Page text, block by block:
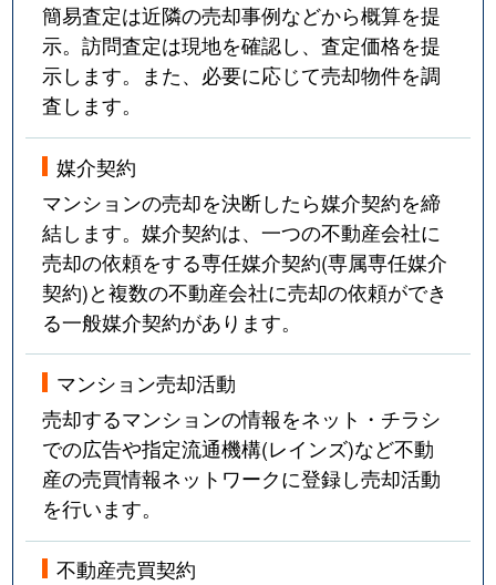
簡易査定は近隣の売却事例などから概算を提
示。訪問査定は現地を確認し、査定価格を提
示します。また、必要に応じて売却物件を調
査します。
媒介契約
マンションの売却を決断したら媒介契約を締
結します。媒介契約は、一つの不動産会社に
売却の依頼をする専任媒介契約(専属専任媒介
契約)と複数の不動産会社に売却の依頼ができ
る一般媒介契約があります。
マンション売却活動
売却するマンションの情報をネット・チラシ
での広告や指定流通機構(レインズ)など不動
産の売買情報ネットワークに登録し売却活動
を行います。
不動産売買契約